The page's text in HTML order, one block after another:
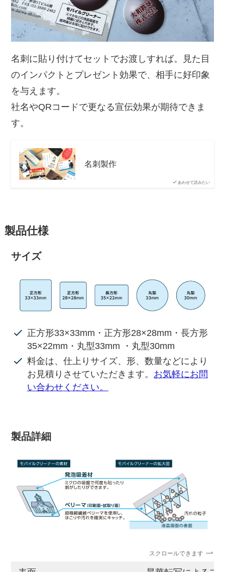
名刺に貼り付けてセットでお渡しすれば。見た目
のインパクトとプレゼント効果で、相手に好印象
を与えます。
社名やQRコードで更なる宣伝効果が期待できま
す。
あわせて読みたい
名刺製作
製品仕様
サイズ
正方形33×33mm・正方形28×28mm・長方形
35×22mm・丸型33mm ・丸型30mm
料金は、仕上りサイズ、形、数量などにより
お見積りさせていただきます。 お気軽にお問
い合わせください。
製品詳細
スクロールできます